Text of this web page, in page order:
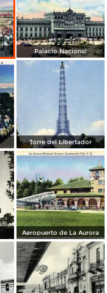
Palacio Nacional
Torre del Libertador
Aeropuerto de La Aurora